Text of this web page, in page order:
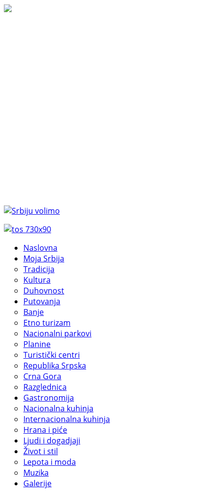
Naslovna
Moja Srbija
Tradicija
Kultura
Duhovnost
Putovanja
Banje
Etno turizam
Nacionalni parkovi
Planine
Turistički centri
Republika Srpska
Crna Gora
Razglednica
Gastronomija
Nacionalna kuhinja
Internacionalna kuhinja
Hrana i piće
Ljudi i dogadjaji
Život i stil
Lepota i moda
Muzika
Galerije